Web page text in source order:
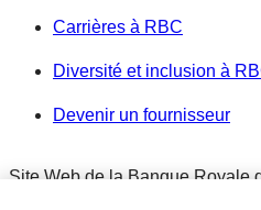
Carrières à RBC
Diversité et inclusion à
Devenir un fournisseur
Site Web de la Banque Royale